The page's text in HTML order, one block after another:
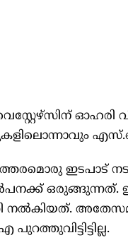
ഇടപാട്
ഒരുങ്ങുന്നത്.